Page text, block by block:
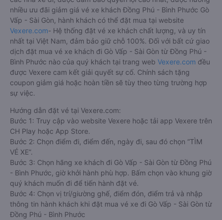
nhiều ưu đãi giảm giá vé xe khách Đồng Phú - Bình Phước Gò
Vấp - Sài Gòn, hành khách có thể đặt mua tại website
Vexere.com- Hệ thống đặt vé xe khách chất lượng, và uy tín
nhất tại Việt Nam, đảm bảo giữ chỗ 100%. Đối với bất cứ giao
dịch đặt mua vé xe khách đi Gò Vấp - Sài Gòn từ Đồng Phú -
Bình Phước nào của quý khách tại trang web Vexere.com đều
được Vexere cam kết giải quyết sự cố. Chính sách tặng
coupon giảm giá hoặc hoàn tiền sẽ tùy theo từng trường hợp
sự việc.
Hướng dẫn đặt vé tại Vexere.com:
Bước 1: Truy cập vào website Vexere hoặc tải app Vexere trên
CH Play hoặc App Store.
Bước 2: Chọn điểm đi, điểm đến, ngày đi, sau đó chọn “TÌM
VÉ XE”.
Bước 3: Chọn hãng xe khách đi Gò Vấp - Sài Gòn từ Đồng Phú
- Bình Phước, giờ khởi hành phù hợp. Bấm chọn vào khung giờ
quý khách muốn đi để tiến hành đặt vé.
Bước 4: Chọn vị trí/giường ghế, điểm đón, điểm trả và nhập
thông tin hành khách khi đặt mua vé xe đi Gò Vấp - Sài Gòn từ
Đồng Phú - Bình Phước